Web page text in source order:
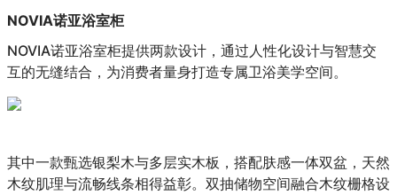
NOVIA诺亚浴室柜
NOVIA诺亚浴室柜提供两款设计，通过人性化设计与智慧交
互的无缝结合，为消费者量身打造专属卫浴美学空间。
其中一款甄选银梨木与多层实木板，搭配肤感一体双盆，天然
木纹肌理与流畅线条相得益彰。双抽储物空间融合木纹栅格设